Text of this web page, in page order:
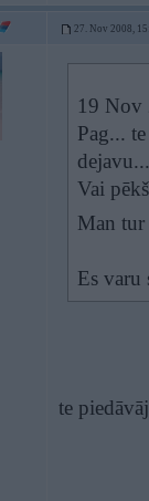
27. Nov 2008,
19 Nov
Pag...
dejavu...
Vai
Man
Es varu
te